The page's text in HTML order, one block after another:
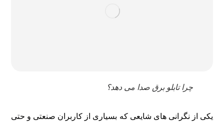
چرا تابلو برق صدا می‌ دهد؟
یکی از نگرانی‌ های شایعی که بسیاری از کاربران صنعتی و حتی